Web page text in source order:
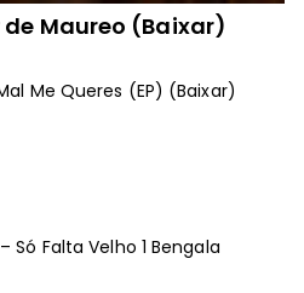
Maureo (Baixar)
Me Queres (EP) (Baixar)
Só Falta Velho 1 Bengala